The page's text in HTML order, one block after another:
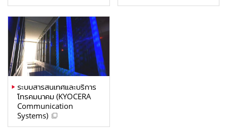
ระบบสารสนเทศและบริการ
โทรคมนาคม (KYOCERA
Communication
Systems)